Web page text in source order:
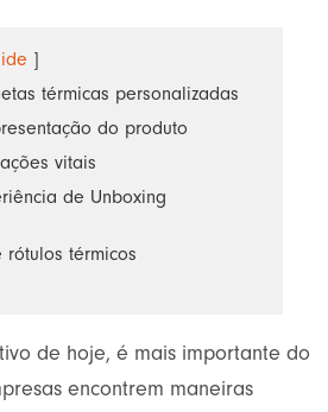
térmicas personalizadas
do produto
vitais
de Unboxing
térmicos
de hoje, é mais importante do
encontrem maneiras